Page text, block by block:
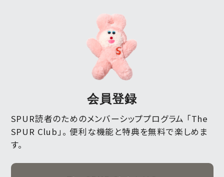
会員登録
SPUR読者のためのメンバーシッププログラム 「The
SPUR Club」。 便利な機能と特典を無料で楽しめま
す。